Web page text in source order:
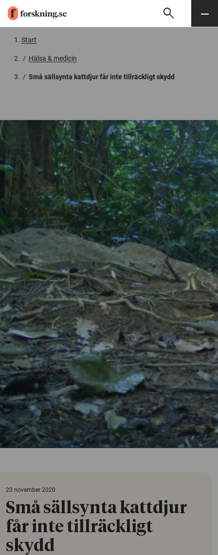
Söksearch Meny
Start
/ Hälsa & medicin
/ Små sällsynta kattdjur får inte tillräckligt skydd
20 november 2020
Små sällsynta kattdjur
får inte tillräckligt
skydd